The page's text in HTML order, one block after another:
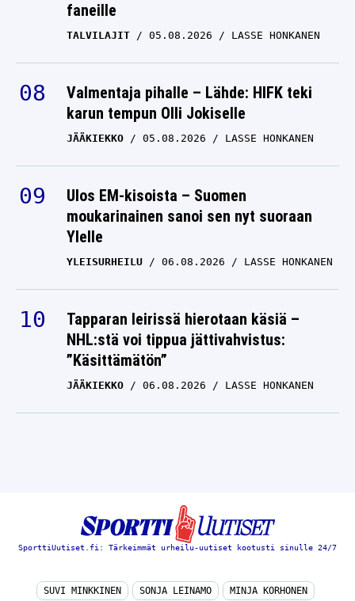
faneille
TALVILAJIT 05.08.2026 LASSE HONKANEN
Valmentaja pihalle – Lähde: HIFK teki
karun tempun Olli Jokiselle
JÄÄKIEKKO 05.08.2026 LASSE HONKANEN
Ulos EM-kisoista – Suomen
moukarinainen sanoi sen nyt suoraan
Ylelle
YLEISURHEILU 06.08.2026 LASSE HONKANEN
Tapparan leirissä hierotaan käsiä –
NHL:stä voi tippua jättivahvistus:
”Käsittämätön”
JÄÄKIEKKO 06.08.2026 LASSE HONKANEN
SporttiUutiset.fi: Tärkeimmät urheilu-uutiset kootusti sinulle 24/7
SUVI MINKKINEN SONJA LEINAMO MINJA KORHONEN